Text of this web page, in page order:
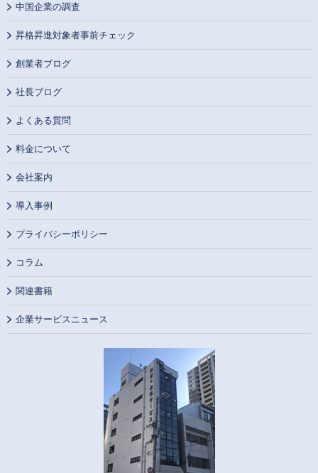
中国企業の調査
昇格昇進対象者事前チェック
創業者ブログ
社長ブログ
よくある質問
料金について
会社案内
導入事例
プライバシーポリシー
コラム
関連書籍
企業サービスニュース